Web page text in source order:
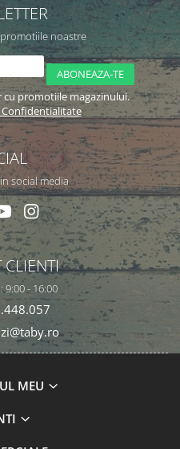
noastre
cu promotiile magazinului.
Confidentialitate
social media
CLIENTI
9:00 - 16:00
MEU